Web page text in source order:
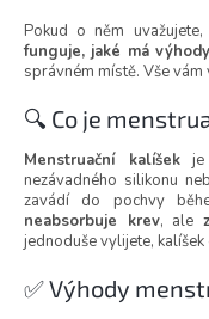
Pokud o něm
funguje, jaké má
správném místě. Vše
🔍 Co je
Menstruační kalíšekje
nezávadného silikonu
zavádí do pochvy
neabsorbuje krev, ale
jednoduše vylijete,
✅ Výhody